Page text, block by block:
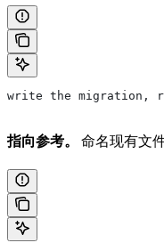
write the migration,
指向参考。 命名现有文